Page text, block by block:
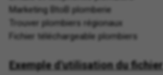
Marketing BtoB plomberie
Trouver plombiers régionaux
Fichier téléchargeable plombiers
Exemple d'utilisation du fichier :